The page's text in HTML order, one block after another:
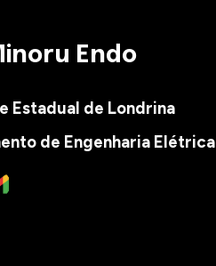
Endo
Estadual de Londrina
de Engenharia Elétrica